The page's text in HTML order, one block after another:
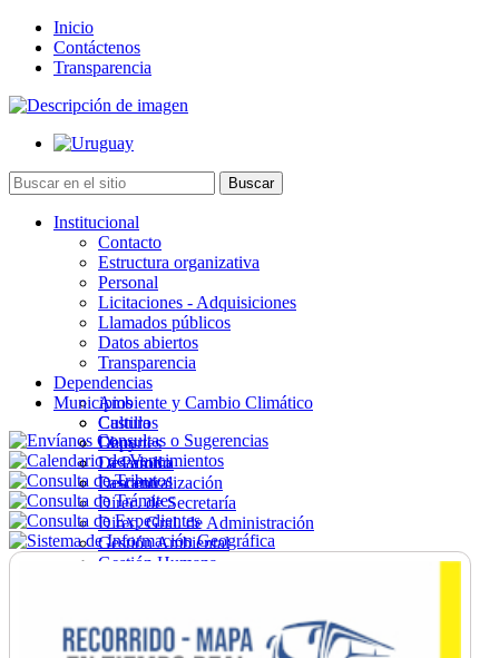
Inicio
Contáctenos
Transparencia
Institucional
Contacto
Estructura organizativa
Personal
Licitaciones - Adquisiciones
Llamados públicos
Datos abiertos
Transparencia
Dependencias
Ambiente y Cambio Climático
Cultura
Deportes
Desarrollo
Descentralización
Direc. de Secretaría
Direc. Gral. de Administración
Gestión Ambiental
Gestión Humana
Ordenamiento
Promoción Social
Municipios
Castillos
Chuy
La Paloma
Lascano